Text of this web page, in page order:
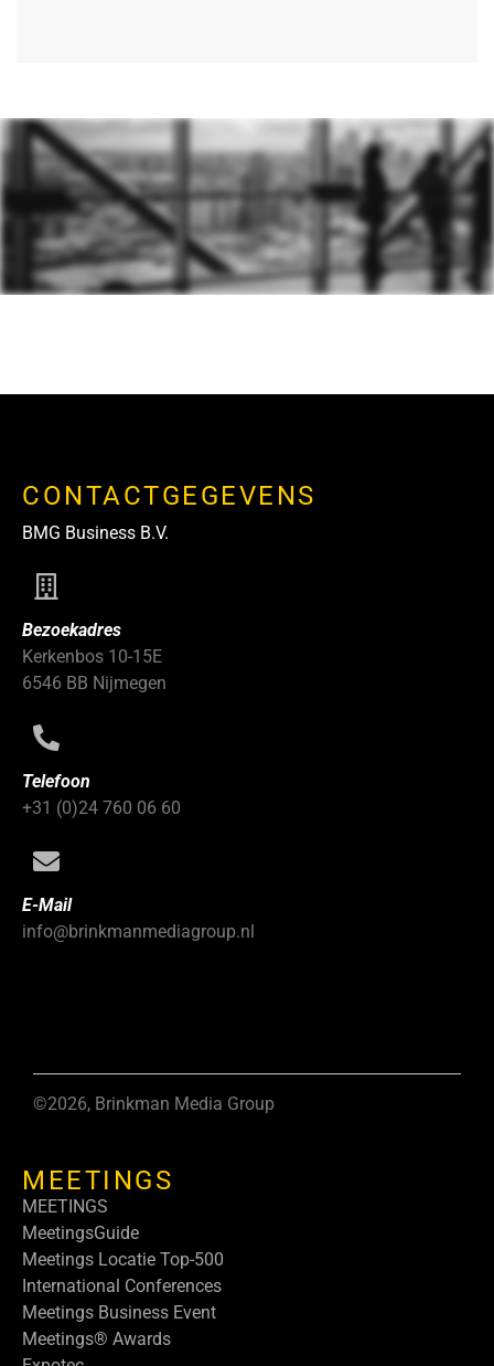
CONTACTGEGEVENS
BMG Business B.V.
Bezoekadres
Kerkenbos 10-15E
6546 BB Nijmegen
Telefoon
+31 (0)24 760 06 60
E-Mail
info@brinkmanmediagroup.nl
©2026, Brinkman Media Group
MEETINGS
MEETINGS
MeetingsGuide
Meetings Locatie Top-500
International Conferences
Meetings Business Event
Meetings® Awards